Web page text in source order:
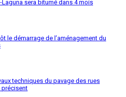
Laguna sera bitumé dans 4 mois
le démarrage de l’aménagement du
techniques du pavage des rues
précisent